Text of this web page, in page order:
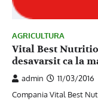
AGRICULTURA
Vital Best
desavarsit ca la
admin
11/03/2016
Compania Vital Best